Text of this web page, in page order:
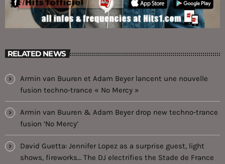
RELATED NEWS
Armin van Buuren et Adam Beyer lancent une nouvelle
fusion techno-trance « No Mercy »
Armin van Buuren & Adam Beyer drop new techno-trance
fusion ‘No Mercy’
David Guetta: Jennifer Lopez as a surprise guest, light
shows, fireworks… The DJ electrifies the Stade de France